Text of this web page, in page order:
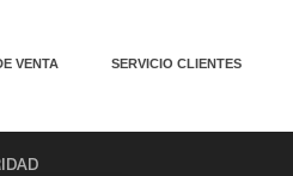
VENTA SERVICIO CLIENTES